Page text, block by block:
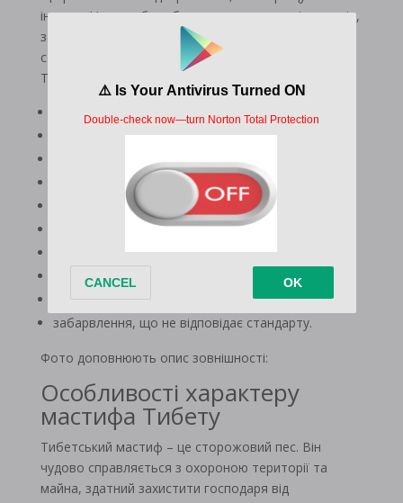
іншими. У цих собак збереглися риси давніх предків,
за що вони цінуються. У разі відхилень від
стандарту їх не допускають до розведення.
Трапляються такі недоліки:
дуже великі вуха;
бочкоподібні груди;
погано пігментована мочка носа;
нещільно прилеглі губи;
сильно закручений кільцем хвіст;
неправильний прикус;
сковані рухи;
хвиляста шерсть;
забарвлення, що не відповідає стандарту.
Фото доповнюють опис зовнішності:
Особливості характеру
мастифа Тибету
Тибетський мастиф – це сторожовий пес. Він
чудово справляється з охороною території та
майна, здатний захистити господаря від